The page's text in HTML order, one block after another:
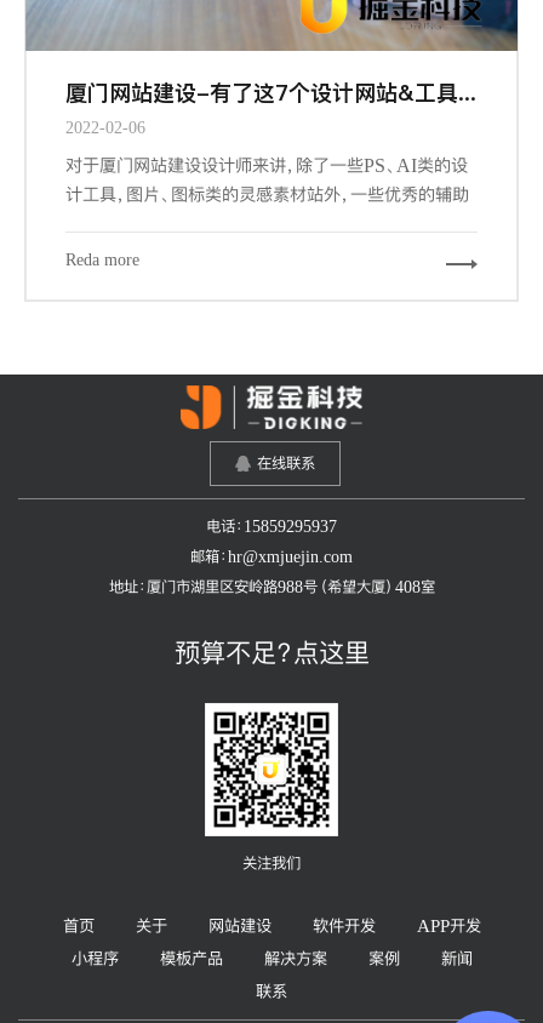
厦门网站建设-有了这7个设计网站&工具，做设计更有谱了
2022-02-06
对于厦门网站建设设计师来讲，除了一些PS、AI类的设
计工具，图片、图标类的灵感素材站外，一些优秀的辅助
我们的设计工作。下面给大家推荐7个必备的辅助工具和
Reda more
在线联系
电话：15859295937
邮箱：hr@xmjuejin.com
地址：厦门市湖里区安岭路988号（希望大厦）408室
预算不足？点这里
关注我们
首页 关于 网站建设 软件开发
APP开发
小程序
模板产品 解决方案 案例
新闻
联系